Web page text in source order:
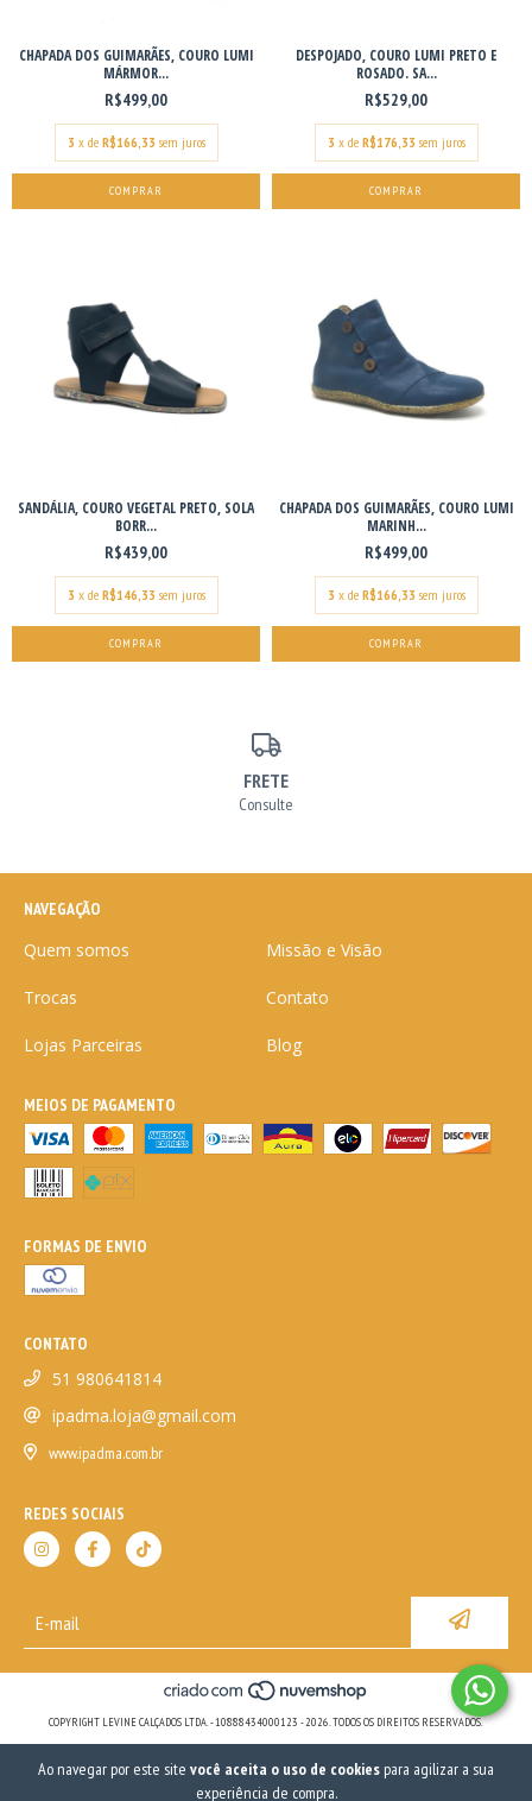
Ao navegar por este site você aceita o uso de cookies para agilizar a sua
experiência de compra.
CHAPADA DOS GUIMARÃES, COURO LUMI
MÁRMOR...
R$499,00
3 x de R$166,33 sem juros
COMPRAR
DESPOJADO, COURO LUMI PRETO E
ROSADO. SA...
R$529,00
3 x de R$176,33 sem juros
COMPRAR
SANDÁLIA, COURO VEGETAL PRETO, SOLA
BORR...
R$439,00
3 x de R$146,33 sem juros
COMPRAR
CHAPADA DOS GUIMARÃES, COURO LUMI
MARINH...
R$499,00
3 x de R$166,33 sem juros
COMPRAR
FRETE
Consulte
NAVEGAÇÃO
Quem somos Missão e Visão
Trocas Contato
Lojas Parceiras Blog
MEIOS DE PAGAMENTO
FORMAS DE ENVIO
CONTATO
51 980641814
ipadma.loja@gmail.com
www.ipadma.com.br
REDES SOCIAIS
COPYRIGHT LEVINE CALÇADOS LTDA. - 10888434000123 - 2026. TODOS OS DIREITOS RESERVADOS.